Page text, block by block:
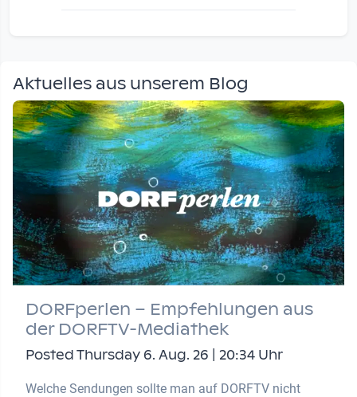
Aktuelles aus unserem Blog
DORFperlen – Empfehlungen aus
der DORFTV-Mediathek
Posted Thursday 6. Aug. 26 | 20:34 Uhr
Welche Sendungen sollte man auf DORFTV nicht